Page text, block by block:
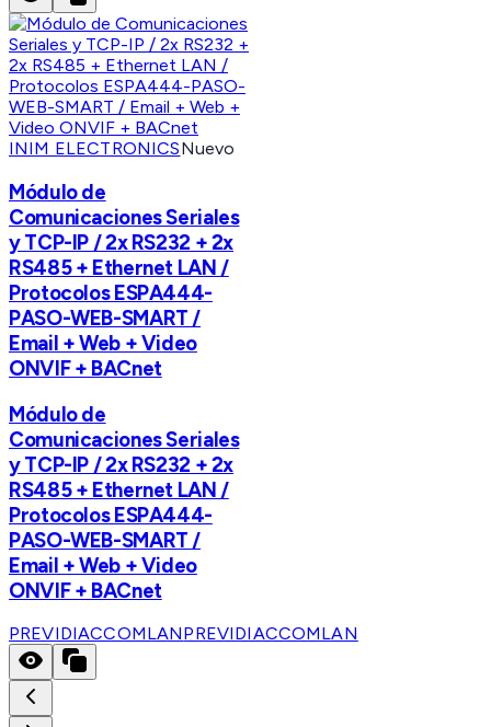
INIM ELECTRONICSNuevo
Módulo de
Comunicaciones Seriales
y TCP-IP / 2x RS232 + 2x
RS485 + Ethernet LAN /
Protocolos ESPA444-
PASO-WEB-SMART /
Email + Web + Video
ONVIF + BACnet
Módulo de
Comunicaciones Seriales
y TCP-IP / 2x RS232 + 2x
RS485 + Ethernet LAN /
Protocolos ESPA444-
PASO-WEB-SMART /
Email + Web + Video
ONVIF + BACnet
PREVIDIACCOMLANPREVIDIACCOMLAN